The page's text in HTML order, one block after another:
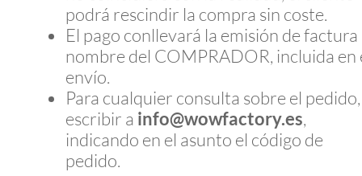
podrá rescindir la compra sin coste.
El pago conllevará la emisión de factura
nombre del COMPRADOR, incluida en
envío.
Para cualquier consulta sobre el pedido,
escribir a info@wowfactory.es,
indicando en el asunto el código de
pedido.